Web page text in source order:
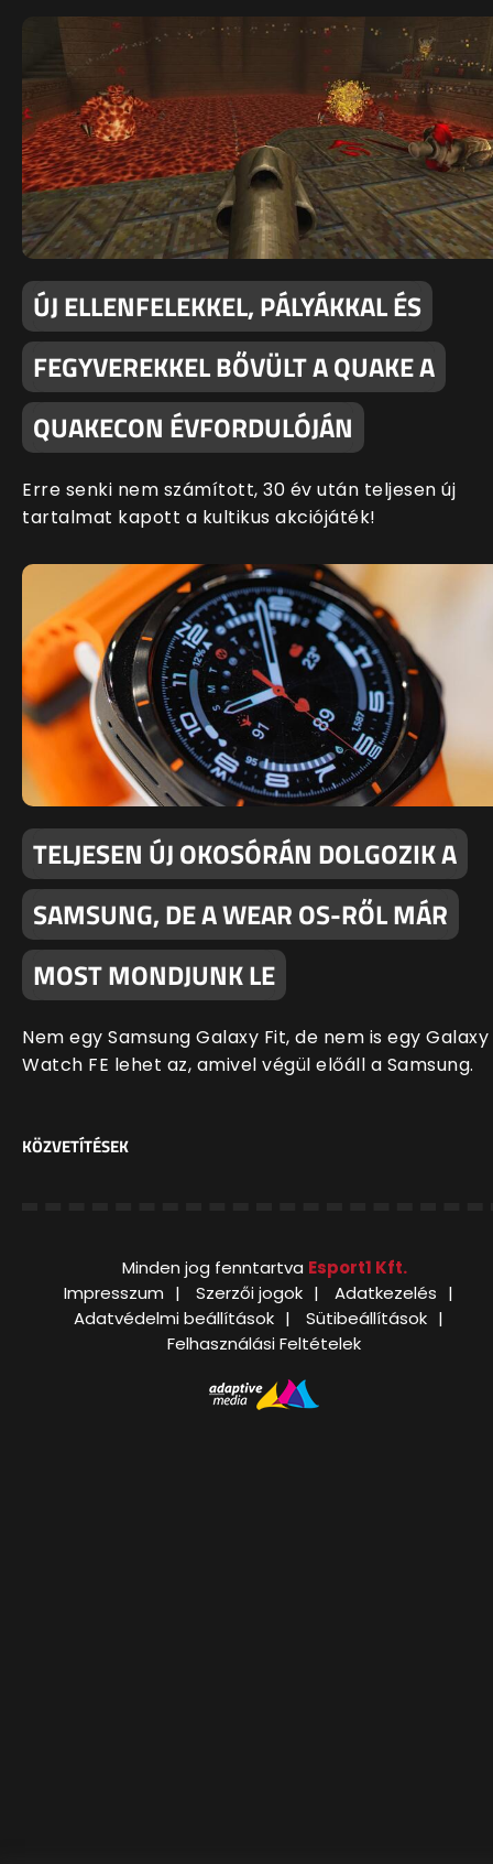
ÚJ ELLENFELEKKEL, PÁLYÁKKAL ÉS
FEGYVEREKKEL BŐVÜLT A QUAKE A
QUAKECON ÉVFORDULÓJÁN
Erre senki nem számított, 30 év után teljesen új
tartalmat kapott a kultikus akciójáték!
TELJESEN ÚJ OKOSÓRÁN DOLGOZIK A
SAMSUNG, DE A WEAR OS-RŐL MÁR
MOST MONDJUNK LE
Nem egy Samsung Galaxy Fit, de nem is egy Galaxy
Watch FE lehet az, amivel végül előáll a Samsung.
KÖZVETÍTÉSEK
Minden jog fenntartva Esport1 Kft.
Impresszum
Szerzői jogok
Adatkezelés
Adatvédelmi beállítások
Sütibeállítások
Felhasználási Feltételek